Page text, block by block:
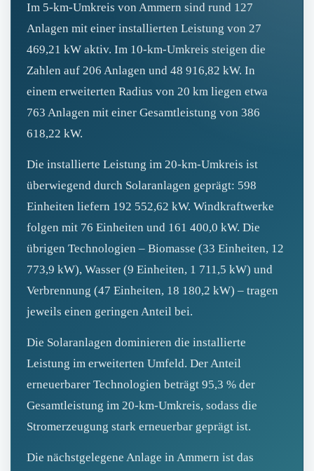
Im 5‑km‑Umkreis von Ammern sind rund 127
Anlagen mit einer installierten Leistung von 27
469,21 kW aktiv. Im 10‑km‑Umkreis steigen die
Zahlen auf 206 Anlagen und 48 916,82 kW. In
einem erweiterten Radius von 20 km liegen etwa
763 Anlagen mit einer Gesamtleistung von 386
618,22 kW.
Die installierte Leistung im 20‑km‑Umkreis ist
überwiegend durch Solaranlagen geprägt: 598
Einheiten liefern 192 552,62 kW. Windkraftwerke
folgen mit 76 Einheiten und 161 400,0 kW. Die
übrigen Technologien – Biomasse (33 Einheiten, 12
773,9 kW), Wasser (9 Einheiten, 1 711,5 kW) und
Verbrennung (47 Einheiten, 18 180,2 kW) – tragen
jeweils einen geringen Anteil bei.
Die Solaranlagen dominieren die installierte
Leistung im erweiterten Umfeld. Der Anteil
erneuerbarer Technologien beträgt 95,3 % der
Gesamtleistung im 20‑km‑Umkreis, sodass die
Stromerzeugung stark erneuerbar geprägt ist.
Die nächstgelegene Anlage in Ammern ist das